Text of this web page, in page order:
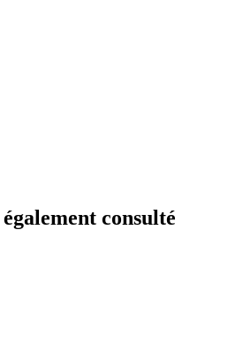
consulté